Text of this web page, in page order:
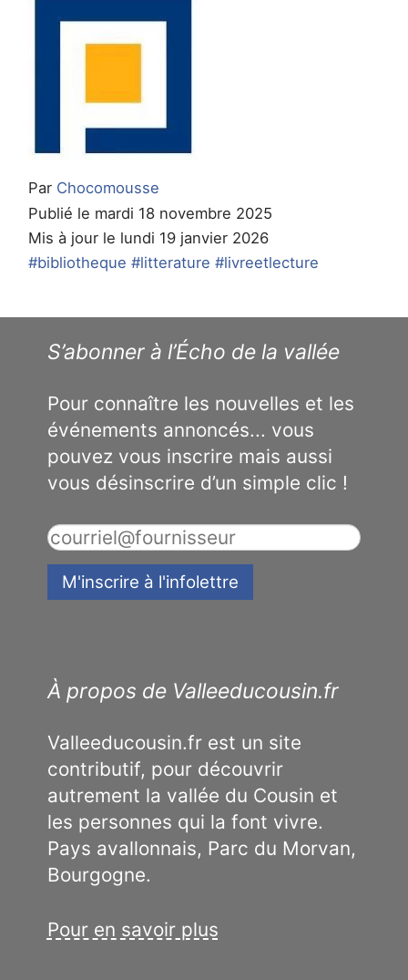
Par Chocomousse
Publié le mardi 18 novembre 2025
Mis à jour le lundi 19 janvier 2026
#bibliotheque #litterature #livreetlecture
S’abonner à l’Écho de la vallée
Pour connaître les nouvelles et les
événements annoncés... vous
pouvez vous inscrire mais aussi
vous désinscrire d’un simple clic !
À propos de Valleeducousin.fr
Valleeducousin.fr est un site
contributif, pour découvrir
autrement la vallée du Cousin et
les personnes qui la font vivre.
Pays avallonnais, Parc du Morvan,
Bourgogne.
Pour en savoir plus